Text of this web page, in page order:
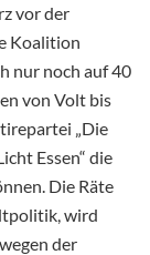
vor der
Koalition
nur noch auf 40
von Volt bis
„Die
Essen“ die
Die Räte
wird
der